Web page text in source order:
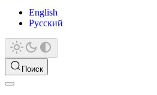
English
Русский
Поиск